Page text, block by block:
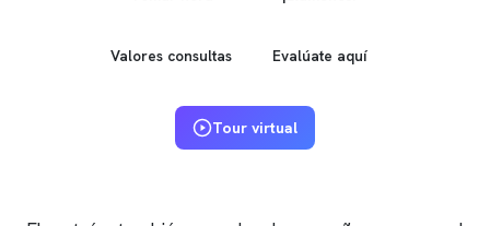
Valores consultas Evalúate aquí
Tour virtual